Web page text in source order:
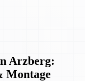
Arzberg:
Montage